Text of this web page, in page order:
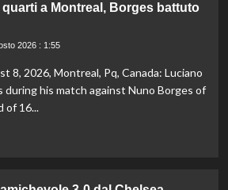
quarti a Montreal, Borges battuto
2026 : 1:55
8, 2026, Montreal, Pq, Canada: Luciano
his match against Nuno Borges of
of 16...